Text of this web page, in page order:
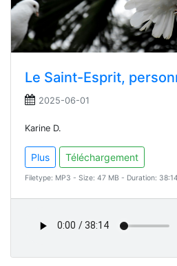
Le Saint-Esprit,
2025-06-01
Karine D.
Plus Téléchargement
Filetype: MP3 - Size: 47 MB - Duration: